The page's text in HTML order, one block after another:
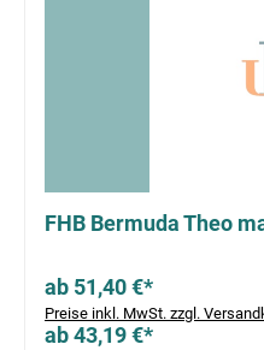
FHB Bermuda Theo
ab 51,40 €*
Preise inkl. MwSt. zzgl.
ab 43,19 €*